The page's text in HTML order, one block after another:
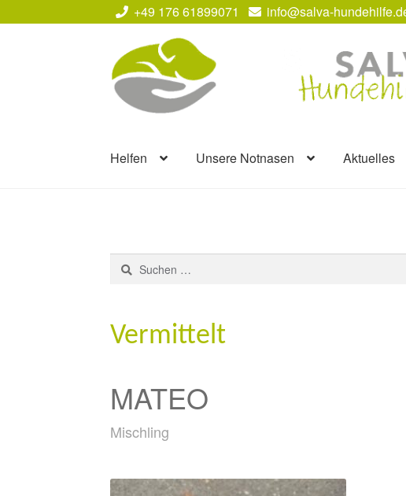
+49 176 61899071 info@salva-
Navigation
springen
Zum
Inhalt
springen
Helfen Unsere Notnasen Aktuelles
Suchen
nach:
Vermittelt
MATEO
Mischling